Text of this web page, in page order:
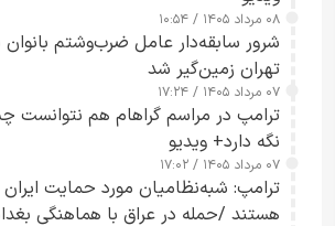
۰۸ مرداد ۱۴۰۵ / ۱۰:۵۴
شرور سابقه‌دار عامل ضرب‌وشتم
تهران زمین‌گیر شد
۰۷ مرداد ۱۴۰۵ / ۱۷:۲۴
ترامپ در مراسم گراهام هم نتوانست
نگه دارد+ ویدیو
۰۷ مرداد ۱۴۰۵ / ۱۷:۰۲
ترامپ: شبه‌نظامیان مورد حمایت
هستند /حمله در عراق با هماهنگی